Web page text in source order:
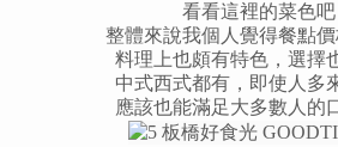
看看這裡的菜色吧
整體來說我個人覺得餐點價
料理上也頗有特色，選擇
中式西式都有，即使人多
應該也能滿足大多數人的